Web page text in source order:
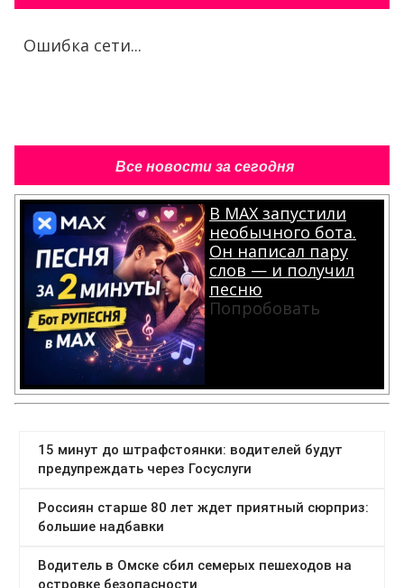
Ошибка сети...
Все новости за сегодня
В MAX запустили
необычного бота.
Он написал пару
слов — и получил
песню
Попробовать